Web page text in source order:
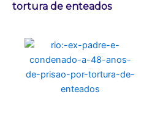
tortura de enteados